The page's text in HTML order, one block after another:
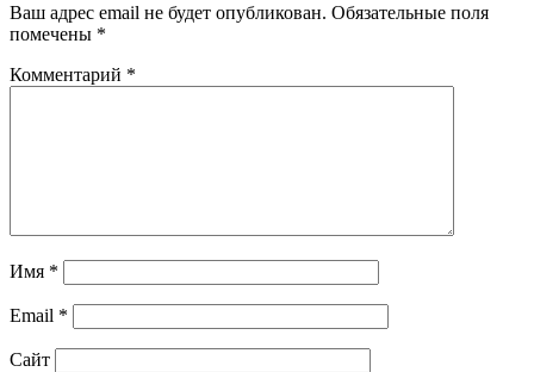
Ваш адрес email не будет опубликован. Обязательные поля
помечены *
Комментарий *
Имя *
Email *
Сайт